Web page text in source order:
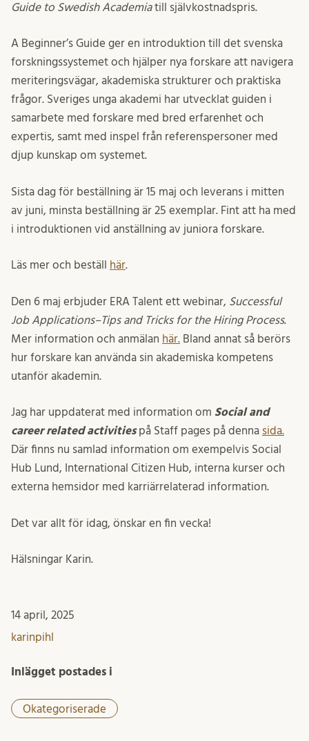
Guide to Swedish Academiatill självkostnadspris.
A Beginner’s Guide ger en introduktion till det svenska
forskningssystemet och hjälper nya forskare att navigera
meriteringsvägar, akademiska strukturer och praktiska
frågor. Sveriges unga akademi har utvecklat guiden i
samarbete med forskare med bred erfarenhet och
expertis, samt med inspel från referenspersoner med
djup kunskap om systemet.
Sista dag för beställning är 15 maj och leverans i mitten
av juni, minsta beställning är 25 exemplar. Fint att ha med
i introduktionen vid anställning av juniora forskare.
Läs mer och beställ här.
Den 6 maj erbjuder ERA Talent ett webinar, Successful
Job Applications–Tips and Tricks for the Hiring Process.
Mer information och anmälan här. Bland annat så berörs
hur forskare kan använda sin akademiska kompetens
utanför akademin.
Jag har uppdaterat med information om Social and
career related activitiespå Staff pages på denna sida.
Där finns nu samlad information om exempelvis Social
Hub Lund, International Citizen Hub, interna kurser och
externa hemsidor med karriärrelaterad information.
Det var allt för idag, önskar en fin vecka!
Hälsningar Karin.
14 april, 2025
karinpihl
Inlägget postades i
Okategoriserade